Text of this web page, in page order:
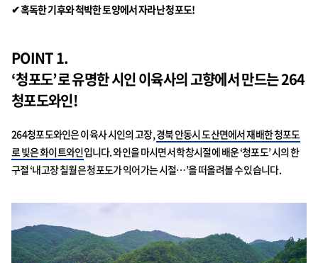
✔ 혹독한 기후와 척박한 토양에서 자라난 청포도!
POINT 1.
‘청포도’로 유명한 시인 이육사의 고향에서 만드는 264
청포도와인!
264청포도와인은 이육사 시인의 고장,경북 안동시 도산면에서 재배한 청포도
로 빚은 화이트와인입니다. 와인을 마시면서 학창시절에 배운 ‘청포도’ 시의 한
구절 ‘내고장 칠월은 청포도가 익어가는 시절…’을 떠올려볼 수 있습니다.